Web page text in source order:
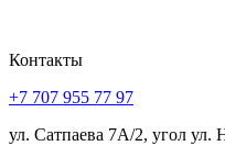
Контакты
+7 707 955 77 97
ул. Сатпаева 7А/2, угол ул.